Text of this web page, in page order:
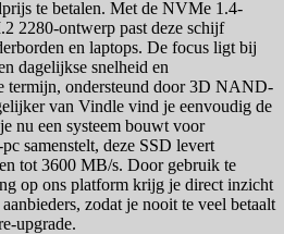
te betalen. Met de NVMe 1.4-
2280-ontwerp past deze schijf
en laptops. De focus ligt bij
dagelijkse snelheid en
termijn, ondersteund door 3D NAND-
van Vindle vind je eenvoudig de
nu een systeem bouwt voor
samenstelt, deze SSD levert
tot 3600 MB/s. Door gebruik te
op ons platform krijg je direct inzicht
zodat je nooit te veel betaalt
upgrade.